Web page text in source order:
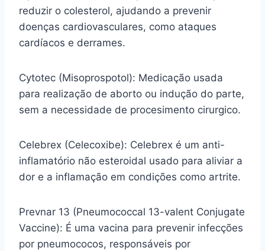
reduzir o colesterol, ajudando a prevenir
doenças cardiovasculares, como ataques
cardíacos e derrames.
Cytotec (Misoprospotol): Medicação usada
para realização de aborto ou indução do parte,
sem a necessidade de procesimento cirurgico.
Celebrex (Celecoxibe): Celebrex é um anti-
inflamatório não esteroidal usado para aliviar a
dor e a inflamação em condições como artrite.
Prevnar 13 (Pneumococcal 13-valent Conjugate
Vaccine): É uma vacina para prevenir infecções
por pneumococos, responsáveis por